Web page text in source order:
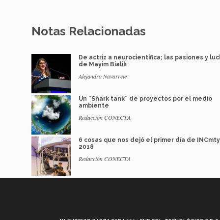
Notas Relacionadas
De actriz a neurocientífica; las pasiones y
de Mayim Bialik
Alejandro Navarrete
Un “Shark tank” de proyectos por el medio
ambiente
Redacción CONECTA
6 cosas que nos dejó el primer día de INCmty
2018
Redacción CONECTA